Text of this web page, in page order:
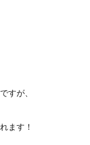
すが、
ます！